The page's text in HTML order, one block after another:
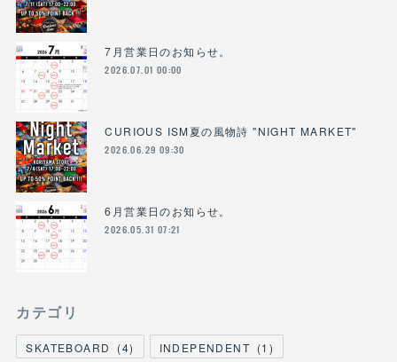
7月営業日のお知らせ。
2026.07.01 00:00
CURIOUS ISM夏の風物詩 "NIGHT MARKET"
2026.06.29 09:30
6月営業日のお知らせ。
2026.05.31 07:21
カテゴリ
SKATEBOARD (4) INDEPENDENT (1 )